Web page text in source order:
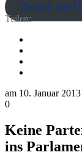
Zurück zur
Teilen:
am 10. Januar 2013
0
Keine
ins